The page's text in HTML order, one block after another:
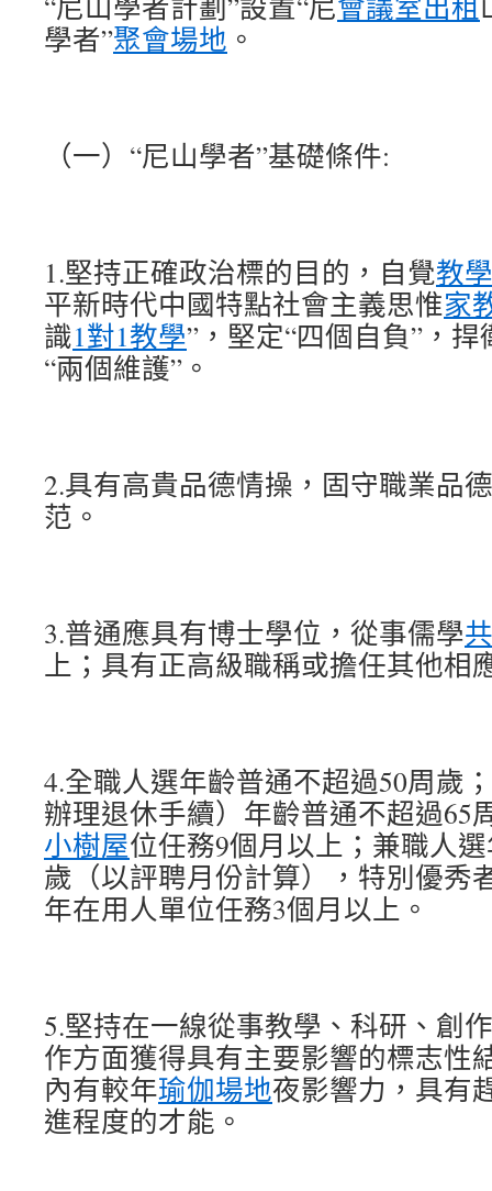
學者”聚會場地 。
（一）“尼山學者”基礎條件:
1.堅持正確政治標的目的，自覺教
平新時代中國特點社會主義思惟家
識1對1教學”，堅定“四個自負”，
“兩個維護”。
2.具有高貴品德情操，固守職業品
范。
3.普通應具有博士學位，從事儒學
上；具有正高級職稱或擔任其他相
4.全職人選年齡普通不超過50周歲
辦理退休手續）年齡普通不超過65
小樹屋位任務9個月以上；兼職人
歲（以評聘月份計算），特別優秀
年在用人單位任務3個月以上。
5.堅持在一線從事教學、科研、創
作方面獲得具有主要影響的標志性
內有較年瑜伽場地夜影響力，具有
進程度的才能。